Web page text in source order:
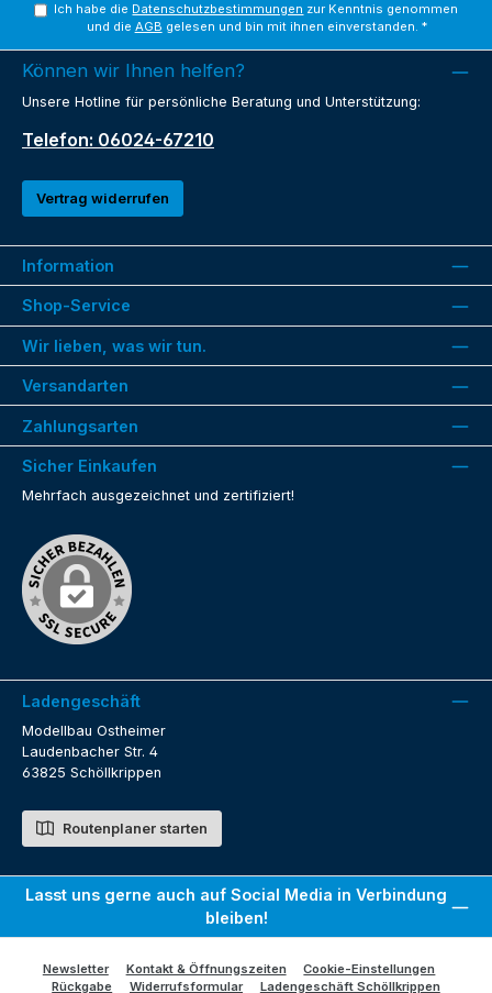
Ich habe die Datenschutzbestimmungen zur Kenntnis genommen
und die AGB gelesen und bin mit ihnen einverstanden. *
Können wir Ihnen helfen?
Unsere Hotline für persönliche Beratung und Unterstützung:
Telefon: 06024-67210
Vertrag widerrufen
Information
Shop-Service
Wir lieben, was wir tun.
Versandarten
Zahlungsarten
Sicher Einkaufen
Mehrfach ausgezeichnet und zertifiziert!
Ladengeschäft
Modellbau Ostheimer
Laudenbacher Str. 4
63825 Schöllkrippen
Routenplaner starten
Lasst uns gerne auch auf Social Media in Verbindung
bleiben!
Newsletter Kontakt & Öffnungszeiten
Cookie-Einstellungen
Rückgabe
Widerrufsformular Ladengeschäft Schöllkrippen